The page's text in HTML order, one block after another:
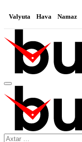
Valyuta Hava Namaz
Search…